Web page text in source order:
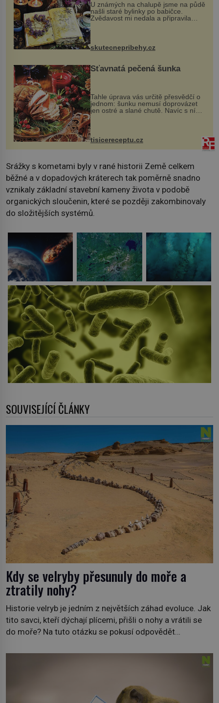
U známých na chalupě jsme na půdě
našli staré bylinky po babičce.
Zvědavost mi nedala a připravila
jsem si z nich lektvar… Zimní pobyt
na chalupě se pro mě vlastní vinou
změnil v děsivý zážitek, na kt...
skutecnepribehy.cz
Šťavnatá pečená šunka
Tahle úprava vás určitě přesvědčí o
jednom: šunku nemusí doprovázet
jen ostré a slané chutě. Navíc s ní
nakrmíte poměrně hodně hladových
krků. Ingredience sádlo 3 kg šunky
vcelku 3 stroužky česneku hl...
tisicereceptu.cz
Srážky s kometami byly v rané historii Země celkem
běžné a v dopadových kráterech tak poměrně snadno
vznikaly základní stavební kameny života v podobě
organických sloučenin, které se později zakombinovaly
do složitějších systémů.
SOUVISEJÍCÍ ČLÁNKY
Kdy se velryby přesunuly do moře a
ztratily nohy?
Historie velryb je jedním z největších záhad evoluce. Jak
tito savci, kteří dýchají plícemi, přišli o nohy a vrátili se
do moře? Na tuto otázku se pokusí odpovědět
premiéru ve čtvrtek 29. února ve 20:00 na televizní